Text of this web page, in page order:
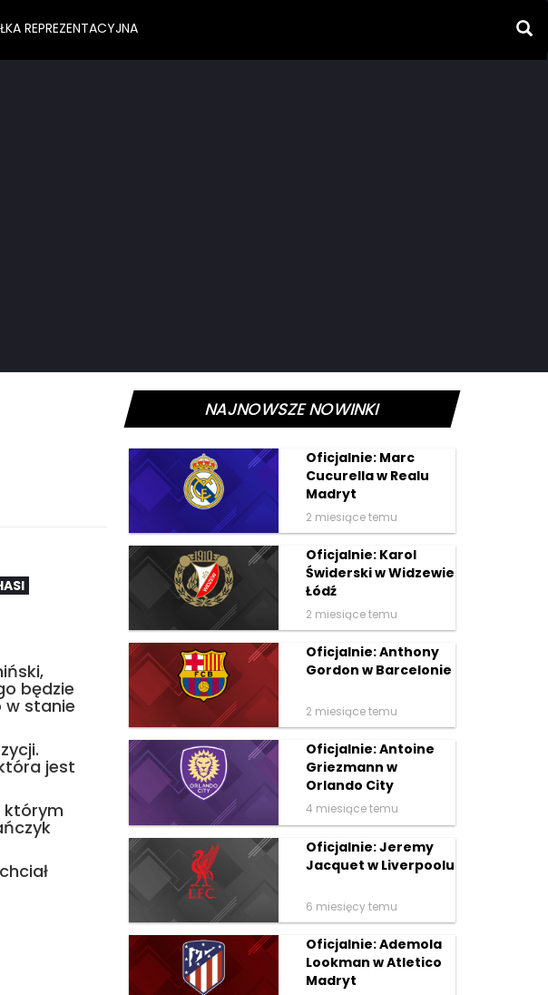
REPREZENTACYJNA
będzie
w stanie
jest
którym
NAJNOWSZE NOWINKI
Oficjalnie: Marc
Cucurella w Realu
Madryt
2 miesiące temu
Oficjalnie: Karol
Świderski w Widzewie
Łódź
2 miesiące temu
Oficjalnie: Anthony
Gordon w Barcelonie
2 miesiące temu
Oficjalnie: Antoine
Griezmann w
Orlando City
4 miesiące temu
Oficjalnie: Jeremy
Jacquet w Liverpoolu
6 miesięcy temu
Oficjalnie: Ademola
Lookman w Atletico
Madryt